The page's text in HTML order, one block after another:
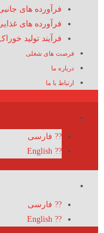
فرآورده های
فرآورده های
فرآیند تولید
فرصت های شغلی
درباره ما
ارتباط با ما
?? فارسی
?? English
?? فارسی
?? English